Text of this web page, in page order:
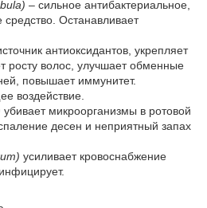
– сильное антибактериальное,
Останавливает
антиоксидантов, укрепляет
росту волос, улучшает обменные
повышает иммунитет.
воздействие.
убивает микроорганизмы в ротовой
десен и неприятный запах
усиливает кровоснабжение